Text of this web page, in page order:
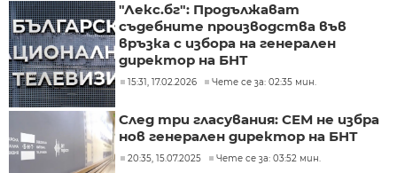
"Лекс.бг": Продължават
съдебните производства във
връзка с избора на генерален
директор на БНТ
15:31, 17.02.2026 Чете се за: 02:35 мин.
След три гласувания: СЕМ не избра
нов генерален директор на БНТ
20:35, 15.07.2025 Чете се за: 03:52 мин.